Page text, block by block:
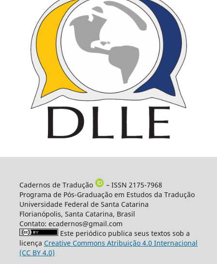
Cadernos de Tradução
– ISSN 2175-7968
Programa de Pós-Graduação em Estudos da Tradução
Universidade Federal de Santa Catarina
Florianópolis, Santa Catarina, Brasil
Contato: ecadernos@gmail.com
Este periódico publica seus textos sob a
licença Creative Commons Atribuição 4.0 Internacional
(CC BY 4.0)